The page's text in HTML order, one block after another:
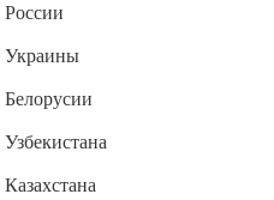
России
Украины
Белорусии
Узбекистана
Казахстана